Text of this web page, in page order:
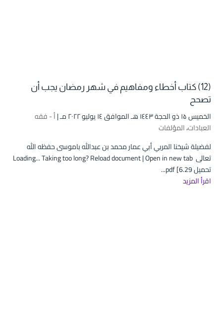
(12) كتاب أخطاء ومفاهيم في شهر رمضان يجب أن
تصحح
الخميس ۱۵ ذو الحجة ۱٤٤۳ هـ الموافق ۱٤ يوليو ۲۰۲۲ مـ |
أ - فقه
العبادات،المؤلفات
لفضيلة شيخنا المربي أبي عمار محمد بن عبدالله باموسى حفظه الله
تعالى Loading... Taking too long? Reload document | Open in new tab
تحميل pdf [6.29...
اقرأ المزيد